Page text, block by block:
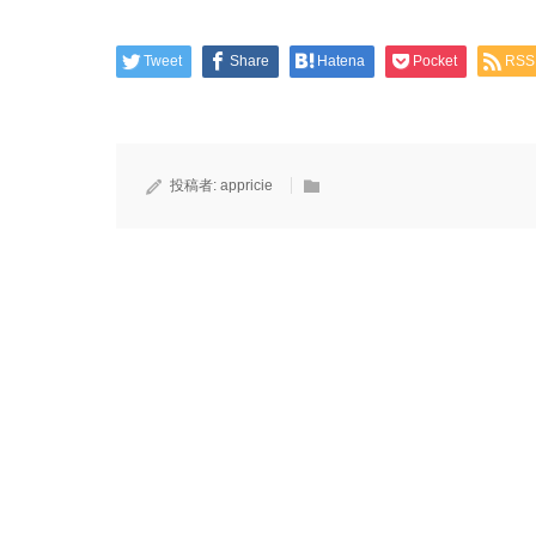
Tweet Share Hatena Pocket RSS
投稿者: appricie